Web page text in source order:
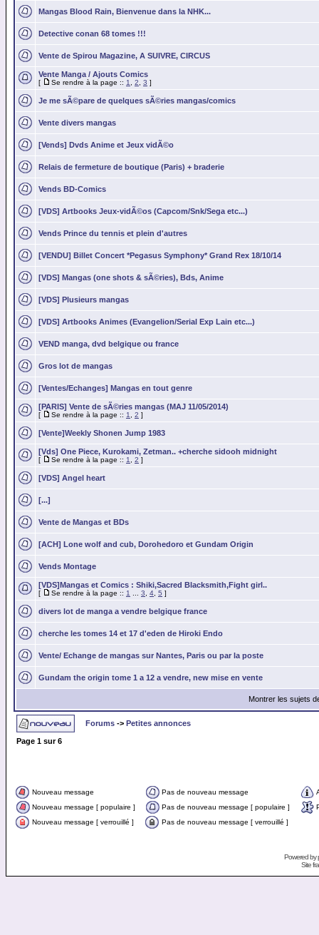
Mangas Blood Rain, Bienvenue dans la NHK...
Detective conan 68 tomes !!!
Vente de Spirou Magazine, A SUIVRE, CIRCUS
Vente Manga / Ajouts Comics
[ Se rendre à la page :: 1 2 3 ]
Je me sÃ©pare de quelques sÃ©ries mangas/comics
Vente divers mangas
[Vends] Dvds Anime et Jeux vidÃ©o
Relais de fermeture de boutique (Paris) + braderie
Vends BD-Comics
[VDS] Artbooks Jeux-vidÃ©os (Capcom/Snk/Sega etc...)
Vends Prince du tennis et plein d'autres
[VENDU] Billet Concert *Pegasus Symphony* Grand Rex 18/10/14
[VDS] Mangas (one shots & sÃ©ries), Bds, Anime
[VDS] Plusieurs mangas
[VDS] Artbooks Animes (Evangelion/Serial Exp Lain etc...)
VEND manga, dvd belgique ou france
Gros lot de mangas
[Ventes/Echanges] Mangas en tout genre
[PARIS] Vente de sÃ©ries mangas (MAJ 11/05/2014)
[ Se rendre à la page :: 1 2 ]
[Vente]Weekly Shonen Jump 1983
[Vds] One Piece, Kurokami, Zetman.. +cherche sidooh midnight
[ Se rendre à la page :: 1 2 ]
[VDS] Angel heart
[...]
Vente de Mangas et BDs
[ACH] Lone wolf and cub, Dorohedoro et Gundam Origin
Vends Montage
[VDS]Mangas et Comics : Shiki,Sacred Blacksmith,Fight girl..
[ Se rendre à la page :: 1 3 4 5 ]
divers lot de manga a vendre belgique france
cherche les tomes 14 et 17 d'eden de Hiroki Endo
Vente/ Echange de mangas sur Nantes, Paris ou par la poste
Gundam the origin tome 1 a 12 a vendre, new mise en vente
Montrer les sujets
Forums -> Petites annonces
Page 1 sur6
Nouveau message Pas de nouveau message
Nouveau message [ populaire ]
Pas de nouveau message [ populaire ]
Nouveau message [ verrouillé ]
Pas de nouveau message [ verrouillé ]
Powered by
Site